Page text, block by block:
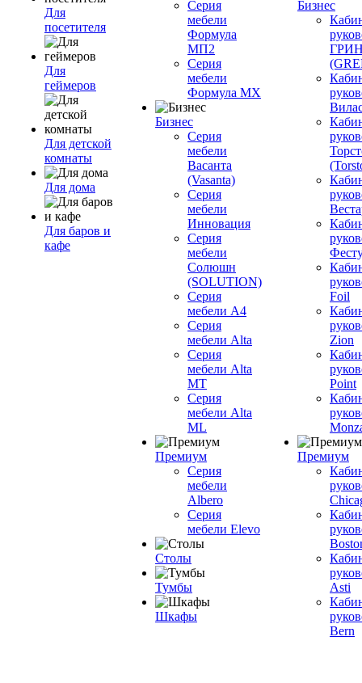
Для
посетителя
Для
геймеров
Для детской
комнаты
Для дома
Для баров и
кафе
Серия
мебели
Формула
МП2
Серия
мебели
Формула МХ
Бизнес
Серия
мебели
Васанта
(Vasanta)
Серия
мебели
Инновация
Серия
мебели
Солюшн
(SOLUTION)
Серия
мебели A4
Серия
мебели Alta
Серия
мебели Alta
MT
Серия
мебели Alta
ML
Премиум
Серия
мебели
Albero
Серия
мебели Elevo
Столы
Тумбы
Шкафы
Бизнес
Foil
Zion
Point
Премиум
Asti
Bern